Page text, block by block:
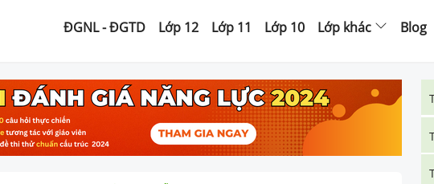
ĐGNL - ĐGTD Lớp 12 Lớp 11 Lớp 10 Lớp khác Blog